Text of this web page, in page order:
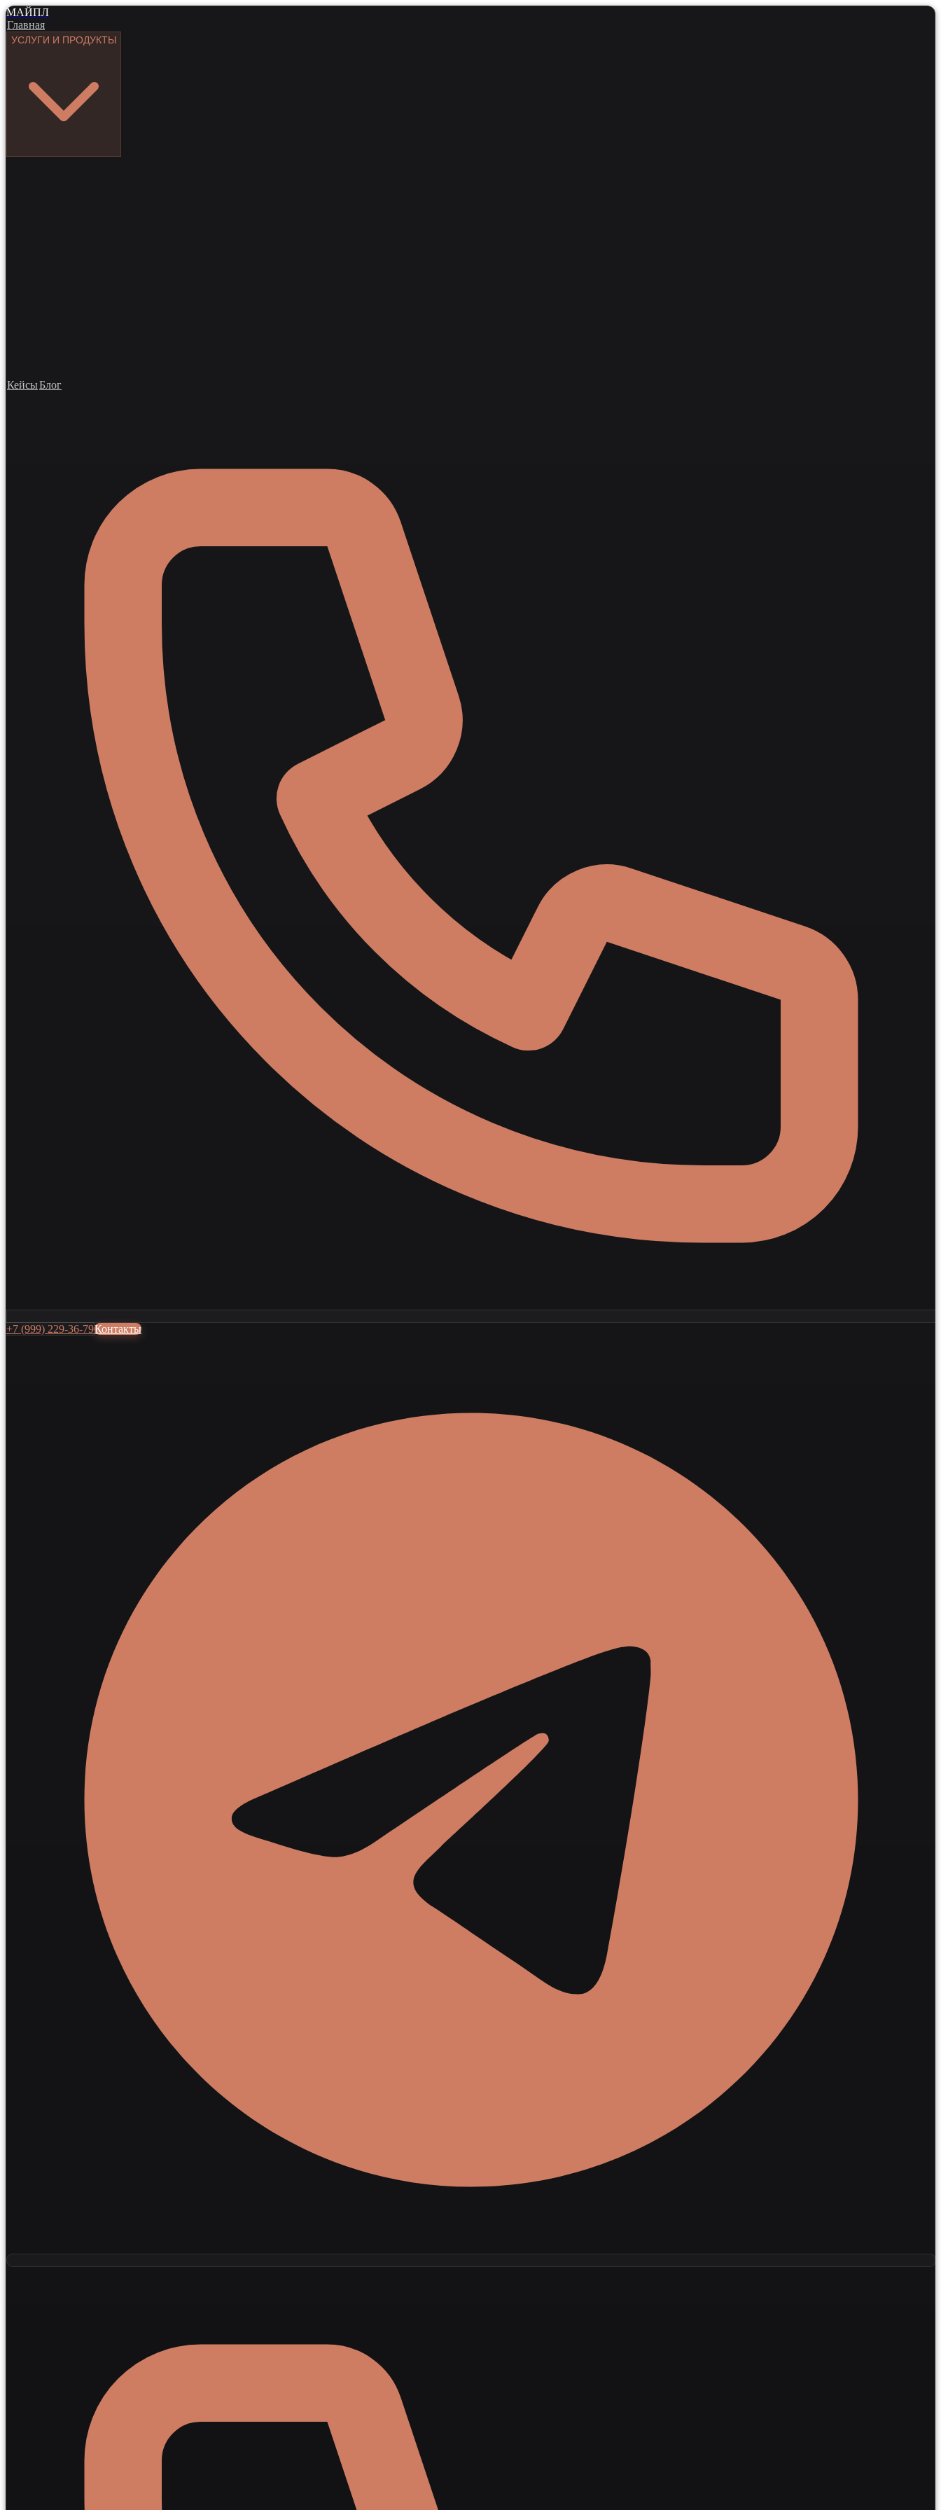
МАЙПЛ
Главная
УСЛУГИ И ПРОДУКТЫ
КейсыБлог
+7 (999) 229-36-79Контакты